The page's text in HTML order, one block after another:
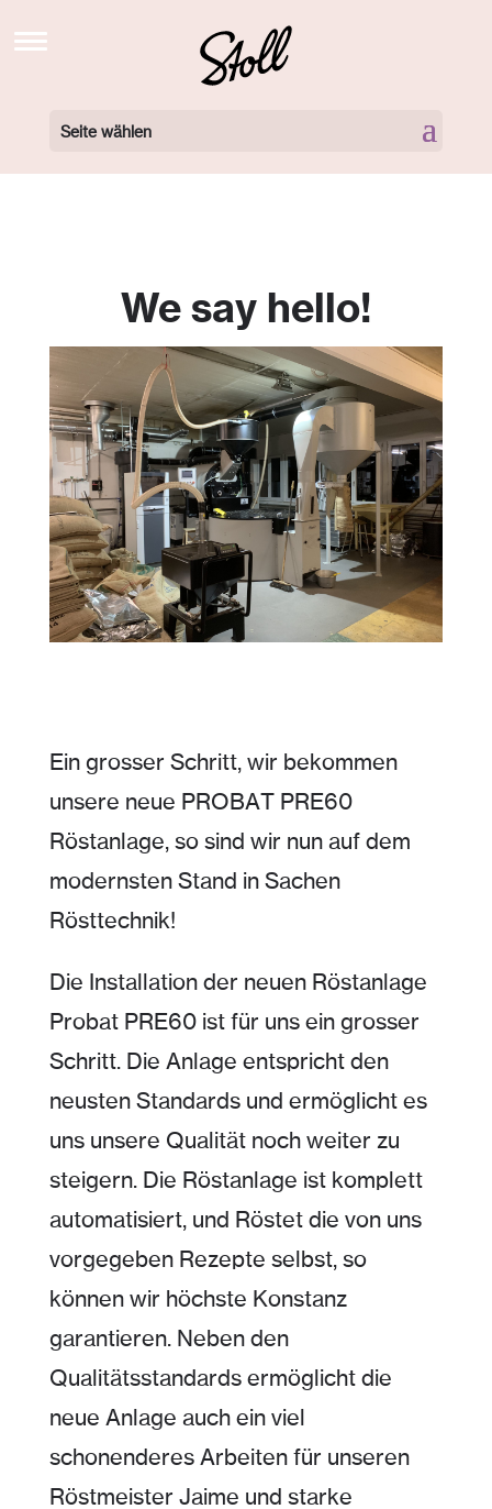
Seite wählen
We say hello!
Ein grosser Schritt, wir bekommen
unsere neue PROBAT PRE60
Röstanlage, so sind wir nun auf dem
modernsten Stand in Sachen
Rösttechnik!
Die Installation der neuen Röstanlage
Probat PRE60 ist für uns ein grosser
Schritt. Die Anlage entspricht den
neusten Standards und ermöglicht es
uns unsere Qualität noch weiter zu
steigern. Die Röstanlage ist komplett
automatisiert, und Röstet die von uns
vorgegeben Rezepte selbst, so
können wir höchste Konstanz
garantieren. Neben den
Qualitätsstandards ermöglicht die
neue Anlage auch ein viel
schonenderes Arbeiten für unseren
Röstmeister Jaime und starke
STOLL’S BREW SCHOOL TV
360 GRAD TOUR
NEWSLETTER
ÜBER UNS
KONTAKT